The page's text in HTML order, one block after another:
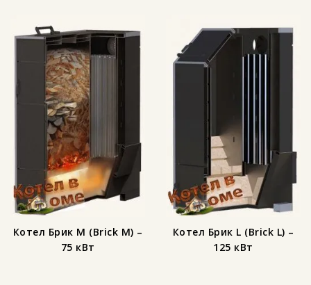
Котел Брик M (Brick M) –
75 кВт
Котел Брик L (Brick L) –
125 кВт